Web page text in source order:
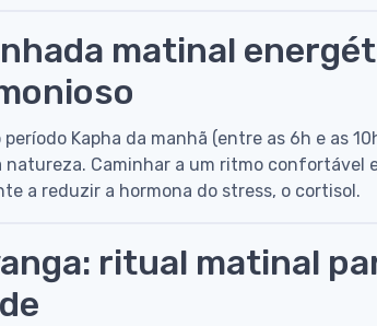
matinal
período Kapha da manhã (entre as 6h e as
natureza. Caminhar a um ritmo confortável
a reduzir a hormona do stress, o cortisol.
ritual matinal